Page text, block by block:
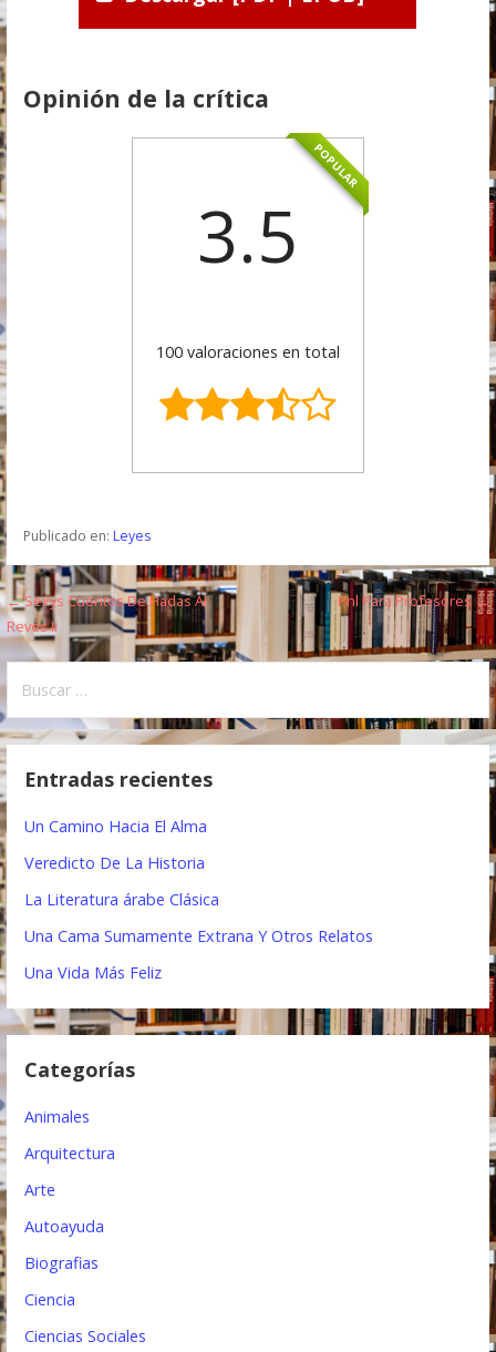
Opinión de la crítica
POPULAR
3.5
100 valoraciones en total
Publicado en: Leyes
N
a
v
e
a
ó
n
d
n
d
a
← Sexys Cuentos De Hadas Al
Revés Ii
Pnl Para Profesores →
s
Entradas recientes
Un Camino Hacia El Alma
Veredicto De La Historia
La Literatura árabe Clásica
Una Cama Sumamente Extrana Y Otros Relatos
Una Vida Más Feliz
Categorías
Animales
Arquitectura
Arte
Autoayuda
Biografias
Ciencia
Ciencias Sociales